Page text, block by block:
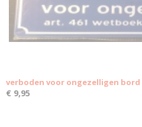
verboden voor ongezelligen bord
€ 9,95